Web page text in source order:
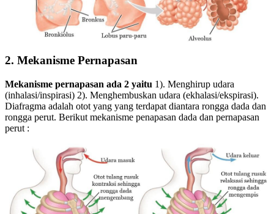
2. Mekanisme Pernapasan
Mekanisme pernapasan ada 2 yaitu 1). Menghirup udara
(inhalasi/inspirasi) 2). Menghembuskan udara (ekhalasi/ekspirasi).
Diafragma adalah otot yang yang terdapat diantara rongga dada dan
rongga perut. Berikut mekanisme penapasan dada dan pernapasan
perut :